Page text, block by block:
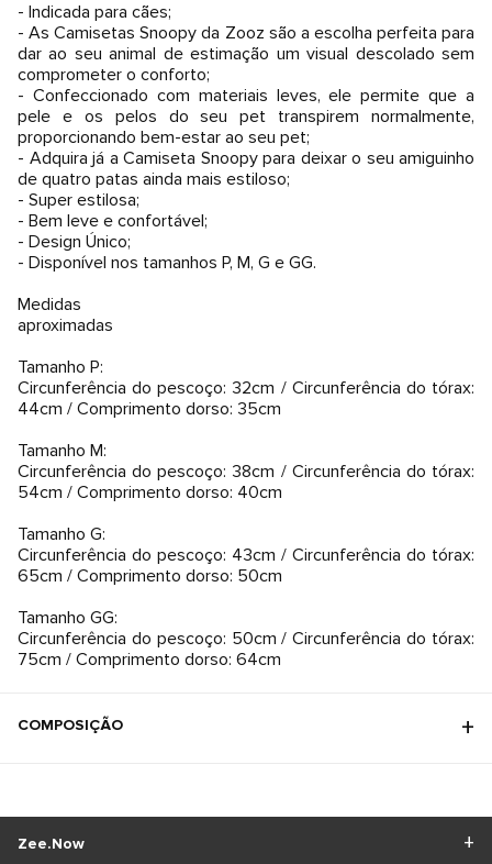
- Indicada para cães;
- As Camisetas Snoopy da Zooz são a escolha perfeita para
dar ao seu animal de estimação um visual descolado sem
comprometer o conforto;
- Confeccionado com materiais leves, ele permite que a
pele e os pelos do seu pet transpirem normalmente,
proporcionando bem-estar ao seu pet;
- Adquira já a Camiseta Snoopy para deixar o seu amiguinho
de quatro patas ainda mais estiloso;
- Super estilosa;
- Bem leve e confortável;
- Design Único;
- Disponível nos tamanhos P, M, G e GG.
Medidas
aproximadas
Tamanho P:
Circunferência do pescoço: 32cm / Circunferência do tórax:
44cm / Comprimento dorso: 35cm
Tamanho M:
Circunferência do pescoço: 38cm / Circunferência do tórax:
54cm / Comprimento dorso: 40cm
Tamanho G:
Circunferência do pescoço: 43cm / Circunferência do tórax:
65cm / Comprimento dorso: 50cm
Tamanho GG:
Circunferência do pescoço: 50cm / Circunferência do tórax:
75cm / Comprimento dorso: 64cm
COMPOSIÇÃO
Zee.Now